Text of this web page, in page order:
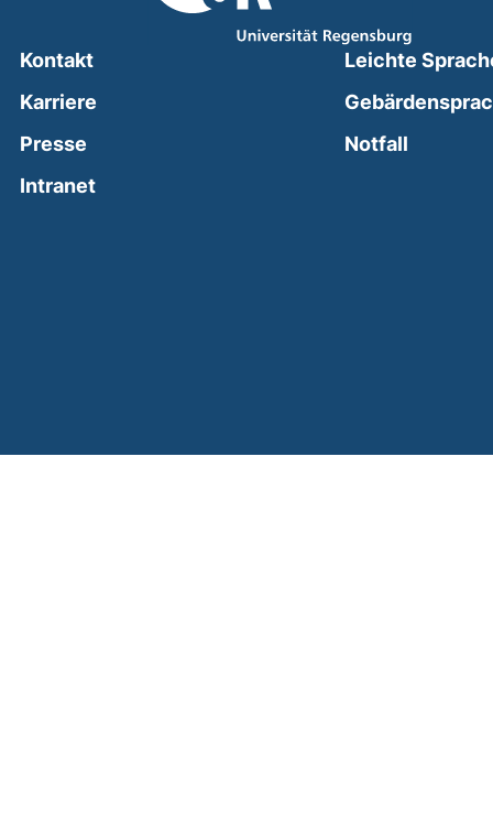
Kontakt
Karriere
Presse
Intranet(external link, opens in a new window)
Leichte
Notfall